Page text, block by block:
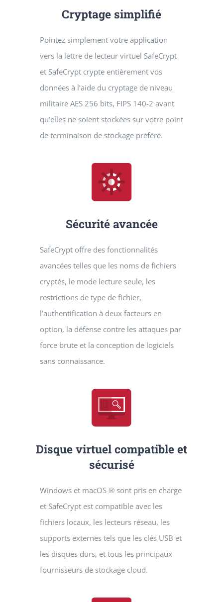
Cryptage simplifié
Pointez simplement votre application
vers la lettre de lecteur virtuel SafeCrypt
et SafeCrypt crypte entièrement vos
données à l’aide du cryptage de niveau
militaire AES 256 bits, FIPS 140-2 avant
qu’elles ne soient stockées sur votre point
de terminaison de stockage préféré.
Sécurité avancée
SafeCrypt offre des fonctionnalités
avancées telles que les noms de fichiers
cryptés, le mode lecture seule, les
restrictions de type de fichier,
l’authentification à deux facteurs en
option, la défense contre les attaques par
force brute et la conception de logiciels
sans connaissance.
Disque virtuel compatible et
sécurisé
Windows et macOS ® sont pris en charge
et SafeCrypt est compatible avec les
fichiers locaux, les lecteurs réseau, les
supports externes tels que les clés USB et
les disques durs, et tous les principaux
fournisseurs de stockage cloud.